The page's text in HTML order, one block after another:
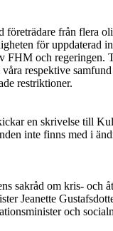
företrädare från flera
för uppdaterad
FHM och regeringen.
respektive
restriktioner.
en skrivelse till
inte finns med i
sakråd om kris- och
Jeanette
och